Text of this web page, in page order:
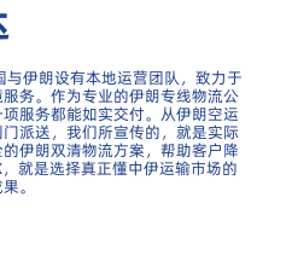
伊朗设有本地运营团队，致力于
务。作为专业的伊朗专线物流公
服务都能如实交付。从伊朗空运
派送，我们所宣传的，就是实际
伊朗双清物流方案，帮助客户降
就是选择真正懂中伊运输市场的
。